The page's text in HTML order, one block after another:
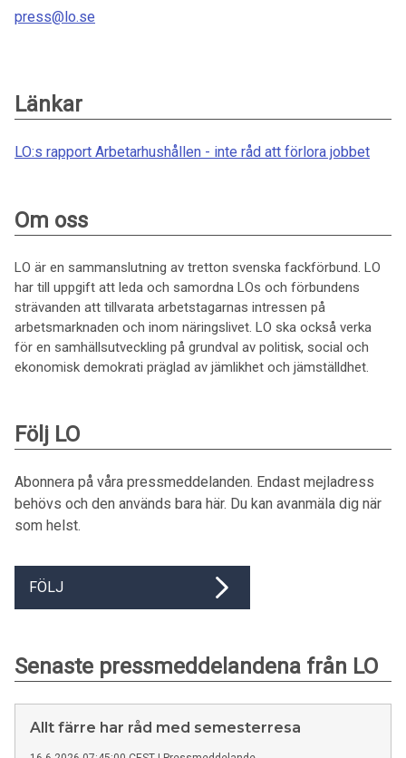
press@lo.se
Länkar
LO:s rapport Arbetarhushållen - inte råd att förlora jobbet
Om oss
LO är en sammanslutning av tretton svenska fackförbund. LO
har till uppgift att leda och samordna LOs och förbundens
strävanden att tillvarata arbetstagarnas intressen på
arbetsmarknaden och inom näringslivet. LO ska också verka
för en samhällsutveckling på grundval av politisk, social och
ekonomisk demokrati präglad av jämlikhet och jämställdhet.
Följ LO
Abonnera på våra pressmeddelanden. Endast mejladress
behövs och den används bara här. Du kan avanmäla dig när
som helst.
FÖLJ
Senaste pressmeddelandena från LO
Allt färre har råd med semesterresa